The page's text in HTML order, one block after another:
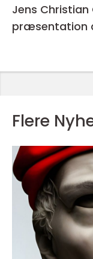
Jens Christian
præsentation
Flere